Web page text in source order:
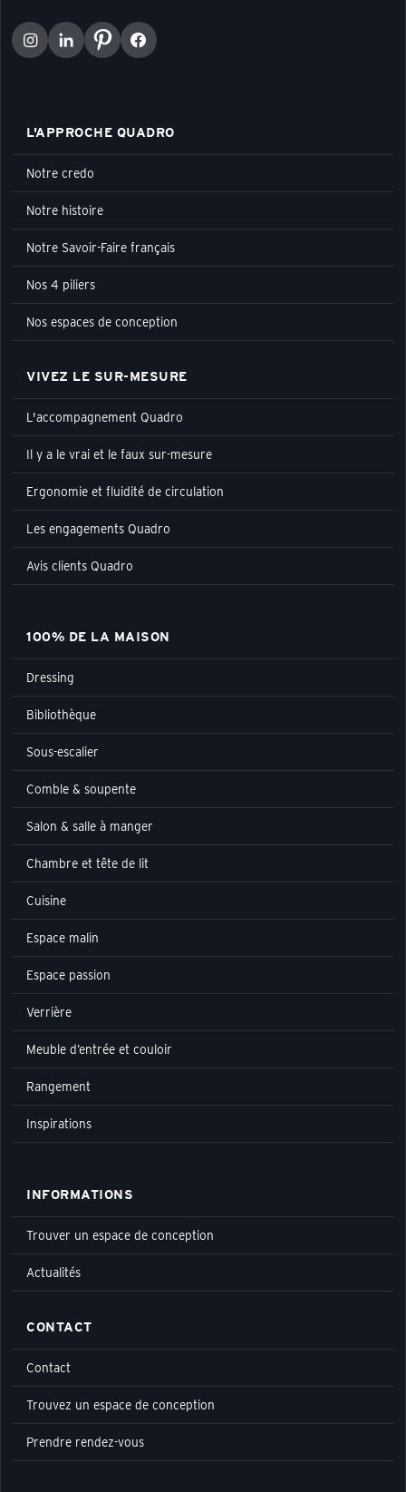
L'APPROCHE QUADRO
Notre credo
Notre histoire
Notre Savoir-Faire français
Nos 4 piliers
Nos espaces de conception
VIVEZ LE SUR-MESURE
L'accompagnement Quadro
Il y a le vrai et le faux sur-mesure
Ergonomie et fluidité de circulation
Les engagements Quadro
Avis clients Quadro
100% DE LA MAISON
Dressing
Bibliothèque
Sous-escalier
Comble & soupente
Salon & salle à manger
Chambre et tête de lit
Cuisine
Espace malin
Espace passion
Verrière
Meuble d’entrée et couloir
Rangement
Inspirations
INFORMATIONS
Trouver un espace de conception
Actualités
CONTACT
Contact
Trouvez un espace de conception
Prendre rendez-vous